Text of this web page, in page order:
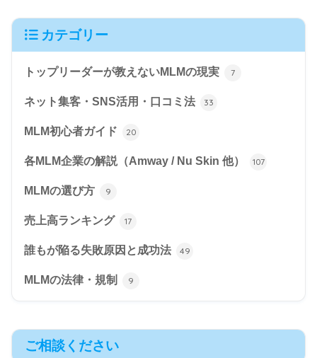
カテゴリー
トップリーダーが教えないMLMの現実 7
ネット集客・SNS活用・口コミ法 33
MLM初心者ガイド 20
各MLM企業の解説（Amway / Nu Skin 他） 107
MLMの選び方 9
売上高ランキング 17
誰もが陥る失敗原因と成功法 49
MLMの法律・規制 9
ご相談ください